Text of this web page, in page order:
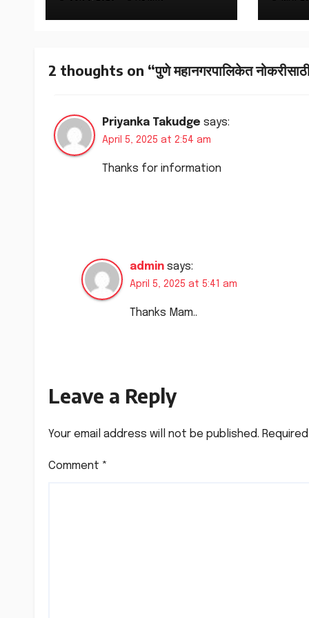
2 thoughts on “पुणे महानगरपालिकेत नोकरीसाठी
Priyanka Takudge says:
April 5, 2025 at 2:54 am
Thanks for information
admin says:
April 5, 2025 at 5:41 am
Thanks Mam..
Leave a Reply
Your email address will not be published.
Comment *